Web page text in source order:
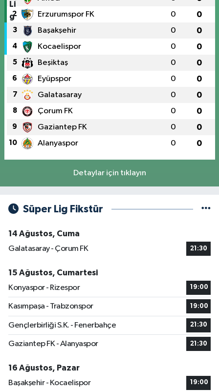
2 Erzurumspor FK 0 0
3 Başakşehir 0 0
4 Kocaelispor 0 0
5 Beşiktaş 0 0
6 Eyüpspor 0 0
7 Galatasaray 0 0
8 Çorum FK 0 0
9 Gaziantep FK 0 0
10 Alanyaspor 0 0
Detaylar için tıklayın
Süper Lig Fikstür
14 Ağustos, Cuma
Galatasaray - Çorum FK
21:30
15 Ağustos, Cumartesi
Konyaspor - Rizespor
19:00
Kasımpaşa - Trabzonspor 19:00
Gençlerbirliği S.K. - Fenerbahçe 21:30
Gaziantep FK - Alanyaspor 21:30
16 Ağustos, Pazar
Başakşehir - Kocaelispor
19:00